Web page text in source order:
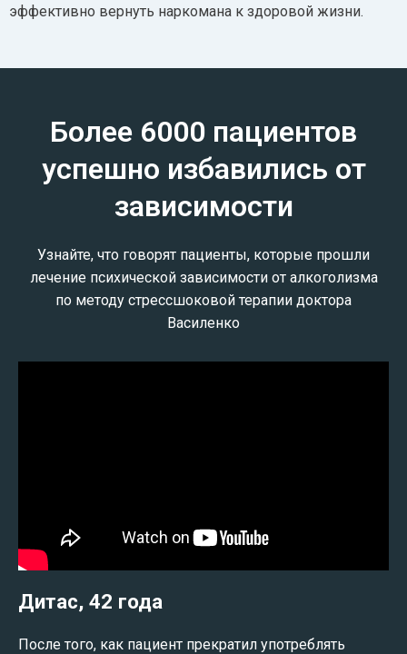
эффективно вернуть наркомана к здоровой жизни.
Более 6000 пациентов
успешно избавились от
зависимости
Узнайте, что говорят пациенты, которые прошли
лечение психической зависимости от алкоголизма
по методу стрессшоковой терапии доктора
Василенко
Дитас, 42 года
После того, как пациент прекратил употреблять